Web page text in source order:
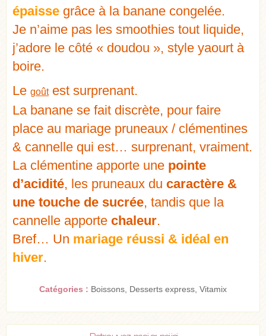
épaisse grâce à la banane congelée.
Je n’aime pas les smoothies tout liquide,
j’adore le côté « doudou », style yaourt à
boire.
Le goûtest surprenant.
La banane se fait discrète, pour faire
place au mariage pruneaux / clémentines
& cannelle qui est… surprenant, vraiment.
La clémentine apporte une pointe
d’acidité, les pruneaux du caractère &
une touche de sucrée, tandis que la
cannelle apporte chaleur.
Bref… Un mariage réussi & idéal en
hiver.
Catégories : Boissons Desserts express Vitamix